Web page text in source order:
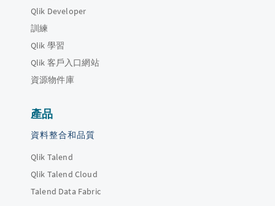
Qlik Developer
訓練
Qlik 學習
Qlik 客戶入口網站
資源物件庫
產品
資料整合和品質
Qlik Talend
Qlik Talend Cloud
Talend Data Fabric